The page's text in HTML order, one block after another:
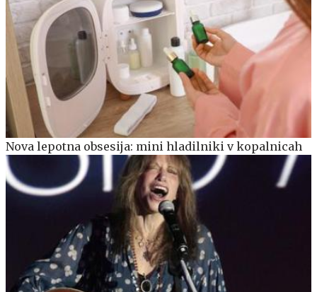
Nova lepotna obsesija: mini hladilniki v kopalnicah